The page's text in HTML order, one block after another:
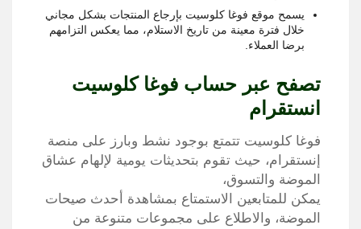
يسمح موقع فوغا كلوسيت بإرجاع المنتجات بشكل مجاني
خلال فترة معينة من تاريخ الاستلام، مما يعكس التزامهم
برضا العملاء.
تصفح عبر حساب فوغا كلوسيت
انستقرام
فوغا كلوسيت تتمتع بوجود نشط وبارز على منصة
إنستقرام، حيث تقوم بتحديثات يومية لإلهام عشاق
الموضة والتسوق،
يمكن للمتابعين الاستمتاع بمشاهدة أحدث صيحات
الموضة، والاطلاع على مجموعات متنوعة من